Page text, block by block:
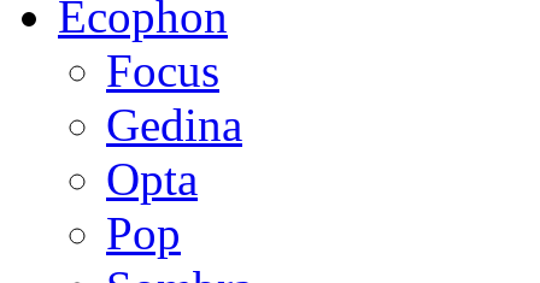
Ecophon
Focus
Gedina
Opta
Pop